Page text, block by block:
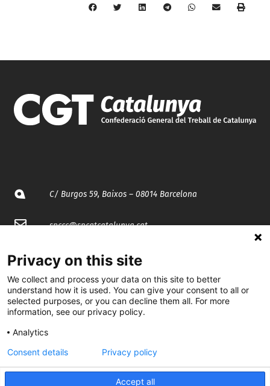
C/ Burgos 59, Baixos – 08014 Barcelona
spccc@spcgtcatalunya.cat
@CGTCatalunya
cgtcatalunya
CGTCatalunya
Privacy on this site
We collect and process your data on this site to better
understand how it is used. You can give your consent to all or
selected purposes, or you can decline them all. For more
information, see our privacy policy.
Analytics
Accept all
Consent details Privacy policy